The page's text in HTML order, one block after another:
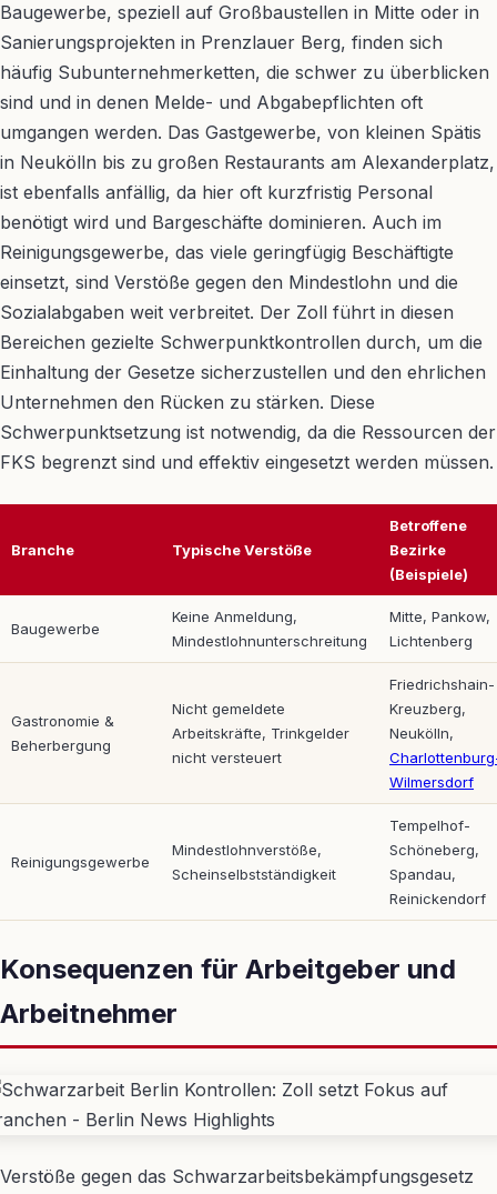
Baugewerbe, speziell auf Großbaustellen in Mitte oder in
Sanierungsprojekten in Prenzlauer Berg, finden sich
häufig Subunternehmerketten, die schwer zu überblicken
sind und in denen Melde- und Abgabepflichten oft
umgangen werden. Das Gastgewerbe, von kleinen Spätis
in Neukölln bis zu großen Restaurants am Alexanderplatz,
ist ebenfalls anfällig, da hier oft kurzfristig Personal
benötigt wird und Bargeschäfte dominieren. Auch im
Reinigungsgewerbe, das viele geringfügig Beschäftigte
einsetzt, sind Verstöße gegen den Mindestlohn und die
Sozialabgaben weit verbreitet. Der Zoll führt in diesen
Bereichen gezielte Schwerpunktkontrollen durch, um die
Einhaltung der Gesetze sicherzustellen und den ehrlichen
Unternehmen den Rücken zu stärken. Diese
Schwerpunktsetzung ist notwendig, da die Ressourcen der
FKS begrenzt sind und effektiv eingesetzt werden müssen.
Branche Typische Verstöße
Betroffene
Bezirke
(Beispiele)
Baugewerbe
Keine Anmeldung,
Mindestlohnunterschreitung
Mitte, Pankow,
Lichtenberg
Gastronomie &
Beherbergung
Nicht gemeldete
Arbeitskräfte, Trinkgelder
nicht versteuert
Friedrichshain-
Kreuzberg,
Neukölln,
Wilmersdorf
Reinigungsgewerbe
Mindestlohnverstöße,
Scheinselbstständigkeit
Tempelhof-
Schöneberg,
Spandau,
Reinickendorf
Konsequenzen für Arbeitgeber und
Arbeitnehmer
Verstöße gegen das Schwarzarbeitsbekämpfungsgesetz